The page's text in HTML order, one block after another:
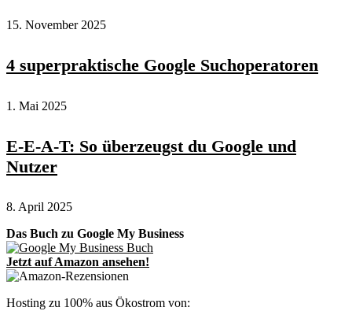
15. November 2025
4 superpraktische Google Suchoperatoren
1. Mai 2025
E-E-A-T: So überzeugst du Google und
Nutzer
8. April 2025
Das Buch zu Google My Business
Jetzt auf Amazon ansehen!
Hosting zu 100% aus Ökostrom von: